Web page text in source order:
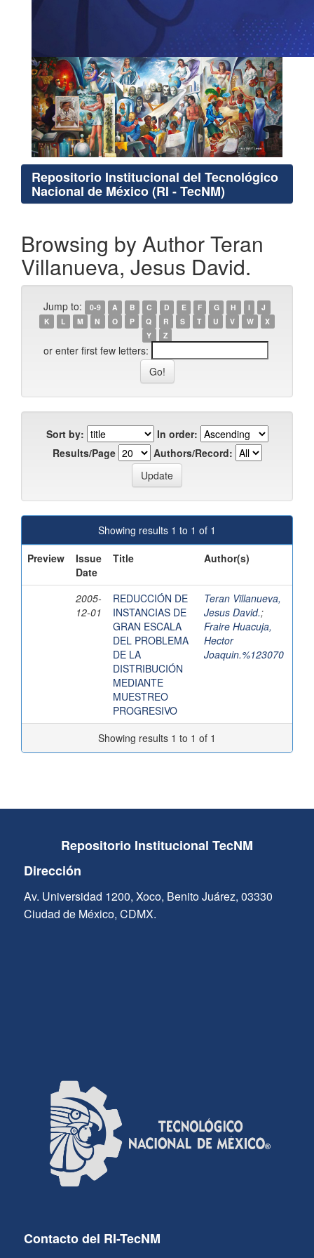
Repositorio Institucional del Tecnológico
Nacional de México (RI - TecNM)
Browsing by Author Teran
Villanueva, Jesus David.
Jump to: 0-9 A B C D E F G H I
J
K
L M N O P Q R S T U V W
X
Y
Z
or enter first few letters:
Sort by:
In order:
Results/Page
Authors/Record:
Showing results 1 to 1 of 1
Preview
Issue
Date
Title Author(s)
2005-
12-01
REDUCCIÓN DE
INSTANCIAS DE
GRAN ESCALA
DEL PROBLEMA
DE LA
DISTRIBUCIÓN
MEDIANTE
MUESTREO
PROGRESIVO
Teran Villanueva,
Jesus David.;
Fraire Huacuja,
Hector
Joaquin.%123070
Showing results 1 to 1 of 1
Repositorio Institucional TecNM
Dirección
Av. Universidad 1200, Xoco, Benito Juárez, 03330
Ciudad de México, CDMX.
Contacto del RI-TecNM